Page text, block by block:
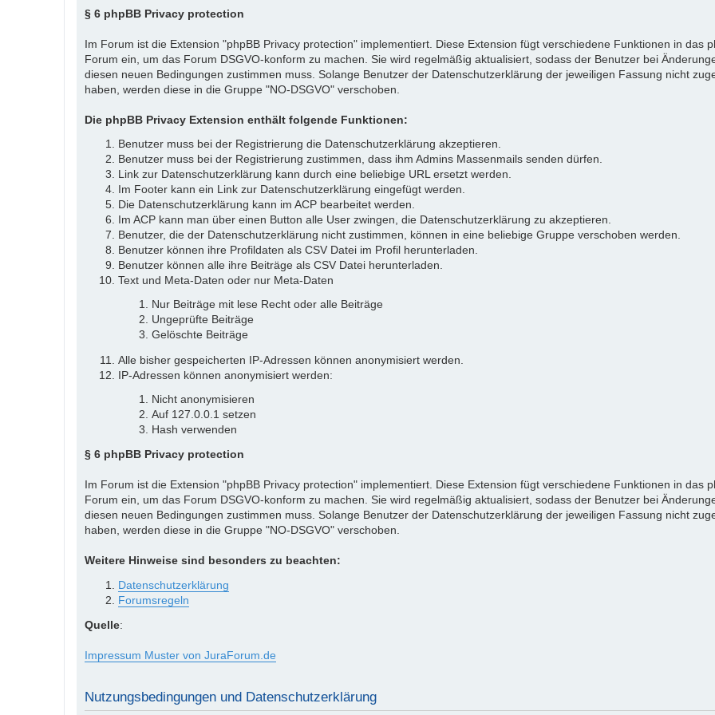
§ 6 phpBB Privacy protection
Im Forum ist die Extension "phpBB Privacy protection" implementiert. Diese Extension fügt verschiedene Funktionen in das
Forum ein, um das Forum DSGVO-konform zu machen. Sie wird regelmäßig aktualisiert, sodass der Benutzer bei
diesen neuen Bedingungen zustimmen muss. Solange Benutzer der Datenschutzerklärung der jeweiligen Fassung nicht
haben, werden diese in die Gruppe "NO-DSGVO" verschoben.
Die phpBB Privacy Extension enthält folgende Funktionen:
Benutzer muss bei der Registrierung die Datenschutzerklärung akzeptieren.
Benutzer muss bei der Registrierung zustimmen, dass ihm Admins Massenmails senden dürfen.
Link zur Datenschutzerklärung kann durch eine beliebige URL ersetzt werden.
Im Footer kann ein Link zur Datenschutzerklärung eingefügt werden.
Die Datenschutzerklärung kann im ACP bearbeitet werden.
Im ACP kann man über einen Button alle User zwingen, die Datenschutzerklärung zu akzeptieren.
Benutzer, die der Datenschutzerklärung nicht zustimmen, können in eine beliebige Gruppe verschoben werden.
Benutzer können ihre Profildaten als CSV Datei im Profil herunterladen.
Benutzer können alle ihre Beiträge als CSV Datei herunterladen.
Text und Meta-Daten oder nur Meta-Daten
Nur Beiträge mit lese Recht oder alle Beiträge
Ungeprüfte Beiträge
Gelöschte Beiträge
Alle bisher gespeicherten IP-Adressen können anonymisiert werden.
IP-Adressen können anonymisiert werden:
Nicht anonymisieren
Auf 127.0.0.1 setzen
Hash verwenden
§ 6 phpBB Privacy protection
Im Forum ist die Extension "phpBB Privacy protection" implementiert. Diese Extension fügt verschiedene Funktionen in das
Forum ein, um das Forum DSGVO-konform zu machen. Sie wird regelmäßig aktualisiert, sodass der Benutzer bei
diesen neuen Bedingungen zustimmen muss. Solange Benutzer der Datenschutzerklärung der jeweiligen Fassung nicht
haben, werden diese in die Gruppe "NO-DSGVO" verschoben.
Weitere Hinweise sind besonders zu beachten:
Datenschutzerklärung
Forumsregeln
Quelle:
Impressum Muster von JuraForum.de
Nutzungsbedingungen und Datenschutzerklärung